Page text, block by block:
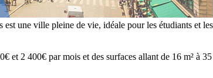
une ville pleine de vie, idéale pour les étudiants et
2 400€ par mois et des surfaces allant de 16 m² à